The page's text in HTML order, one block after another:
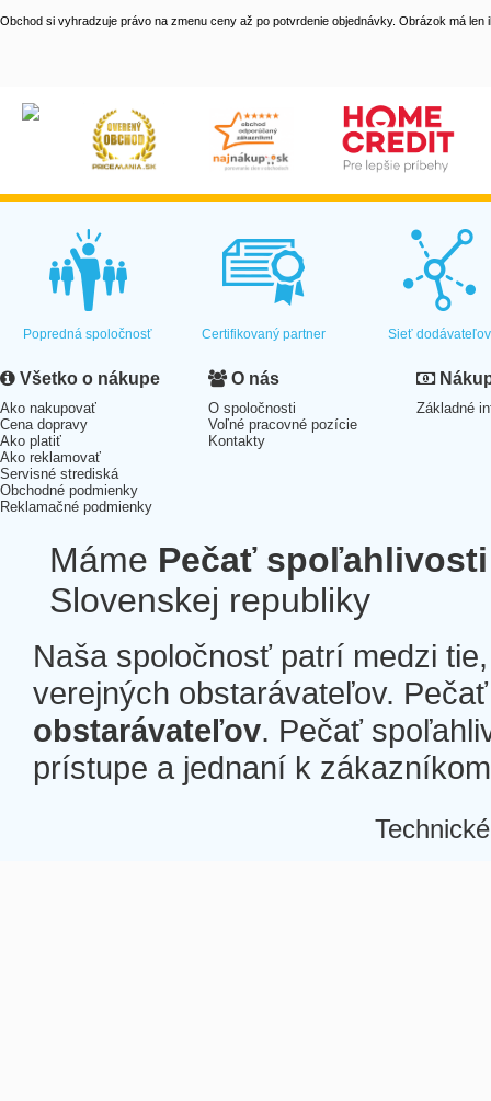
Obchod si vyhradzuje právo na zmenu ceny až po potvrdenie objednávky. Obrázok má len
Popredná spoločnosť Certifikovaný partner Sieť dodávateľov
Všetko o nákupe
Ako nakupovať
Cena dopravy
Ako platiť
Ako reklamovať
Servisné strediská
Obchodné podmienky
Reklamačné podmienky
O nás
O spoločnosti
Voľné pracovné pozície
Kontakty
Základné
Máme Pečať spoľahlivosti
Slovenskej republiky
Naša spoločnosť patrí medzi
verejných obstarávateľov.
obstarávateľov. Pečať
prístupe a jednaní k